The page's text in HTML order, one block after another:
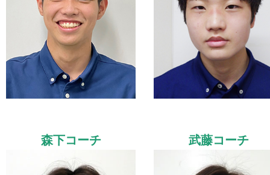
森下コーチ 武藤コーチ